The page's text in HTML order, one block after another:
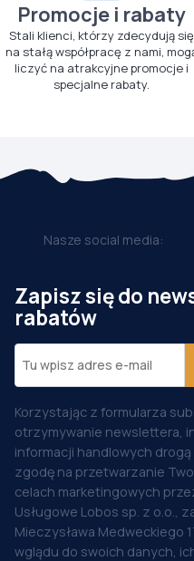
Promocje i rabaty
Stali klienci, którzy zdecydują się
na stałą współpracę z nami,
liczyć na atrakcyjne promocje i
specjalne rabaty.
Nasze social media:
Zapisz się do
rabatów
Korzystając z formularza
otrzymywanie newslettera,
informacji handlowych
zgodę na przetwarzanie
celach marketingowych
Usługowe Lobos sp. z o.o.,
Mieczysława Medweckiego
wglądu do swoich danych,